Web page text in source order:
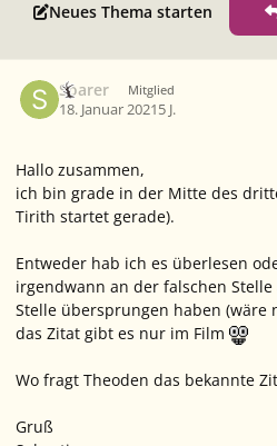
Neues Thema starten
Soarer Mitglied
18. Januar 20215 J.
Hallo zusammen,
ich bin grade in der Mitte des
Tirith startet gerade).
Entweder hab ich es überlesen
irgendwann an der falschen
Stelle übersprungen haben (wäre
das Zitat gibt es nur im Film
Wo fragt Theoden das bekannte
Gruß